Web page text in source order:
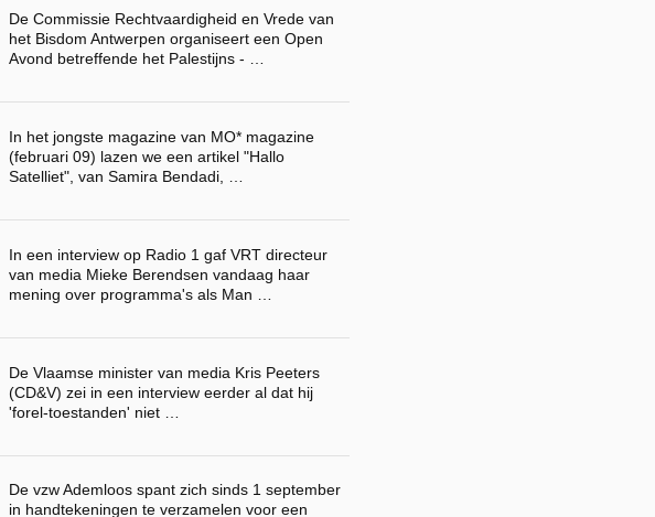
De Commissie Rechtvaardigheid en Vrede van
het Bisdom Antwerpen organiseert een Open
Avond betreffende het Palestijns - …
In het jongste magazine van MO* magazine
(februari 09) lazen we een artikel "Hallo
Satelliet", van Samira Bendadi, …
In een interview op Radio 1 gaf VRT directeur
van media Mieke Berendsen vandaag haar
mening over programma's als Man …
De Vlaamse minister van media Kris Peeters
(CD&V) zei in een interview eerder al dat hij
'forel-toestanden' niet …
De vzw Ademloos spant zich sinds 1 september
in handtekeningen te verzamelen voor een